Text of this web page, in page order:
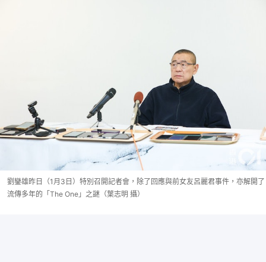
劉鑾雄昨日（1月3日）特別召開記者會，除了回應與前女友呂麗君事件，亦解開了
流傳多年的「The One」之謎（葉志明 攝）